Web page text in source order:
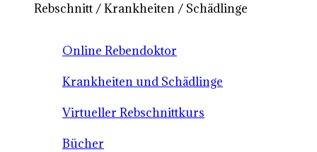
Rebschnitt / Krankheiten / Schädlinge
Online Rebendoktor
Krankheiten und Schädlinge
Virtueller Rebschnittkurs
Bücher